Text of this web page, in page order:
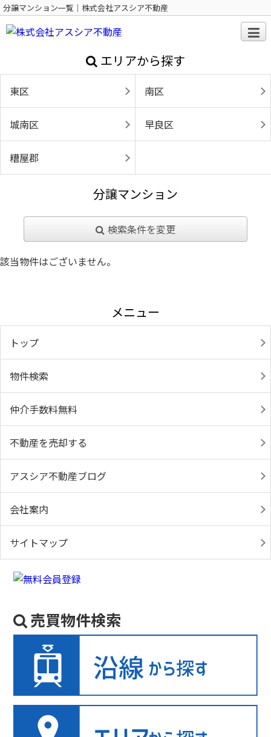
分譲マンション一覧｜株式会社アスシア不動産
エリアから探す
東区 南区
城南区 早良区
糟屋郡
分譲マンション
検索条件を変更
該当物件はございません。
メニュー
トップ
物件検索
仲介手数料無料
不動産を売却する
アスシア不動産ブログ
会社案内
サイトマップ
売買物件検索